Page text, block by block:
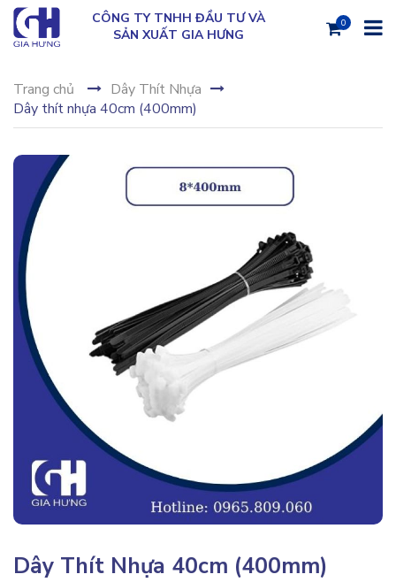
CÔNG TY TNHH ĐẦU TƯ VÀ
SẢN XUẤT GIA HƯNG
0
Trang chủ
Dây Thít Nhựa
Dây thít nhựa 40cm (400mm)
Dây Thít Nhựa 40cm (400mm)